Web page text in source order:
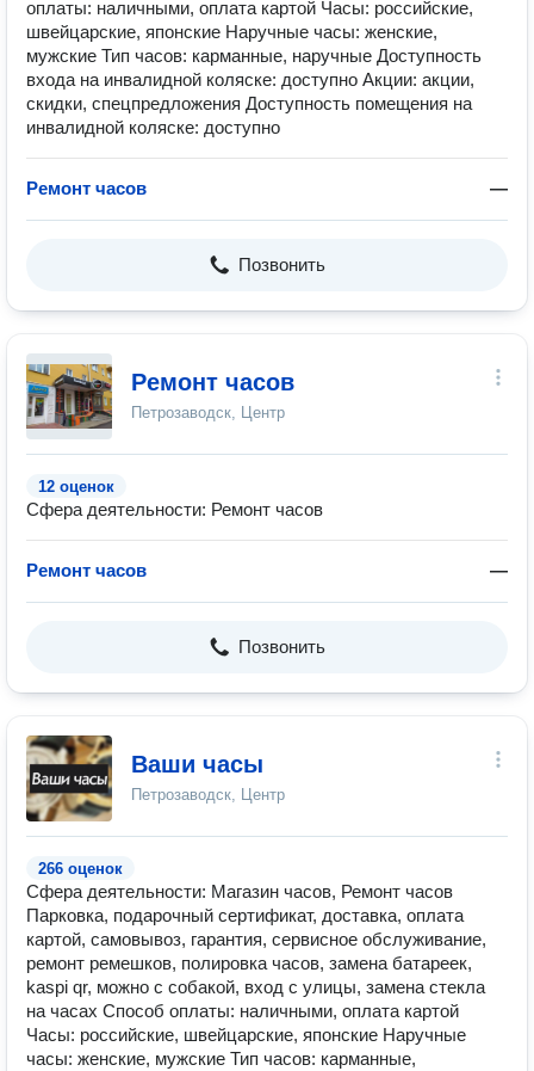
оплаты: наличными, оплата картой Часы: российские,
швейцарские, японские Наручные часы: женские,
мужские Тип часов: карманные, наручные Доступность
входа на инвалидной коляске: доступно Акции: акции,
скидки, спецпредложения Доступность помещения на
инвалидной коляске: доступно
Ремонт часов —
Позвонить
Ремонт часов
Петрозаводск, Центр
12 оценок
Сфера деятельности: Ремонт часов
Ремонт часов —
Позвонить
Ваши часы
Петрозаводск, Центр
266 оценок
Сфера деятельности: Магазин часов, Ремонт часов
Парковка, подарочный сертификат, доставка, оплата
картой, самовывоз, гарантия, сервисное обслуживание,
ремонт ремешков, полировка часов, замена батареек,
kaspi qr, можно с собакой, вход с улицы, замена стекла
на часах Способ оплаты: наличными, оплата картой
Часы: российские, швейцарские, японские Наручные
часы: женские, мужские Тип часов: карманные,